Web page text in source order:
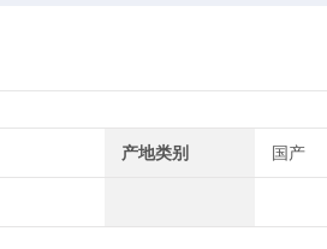
产地类别 国产